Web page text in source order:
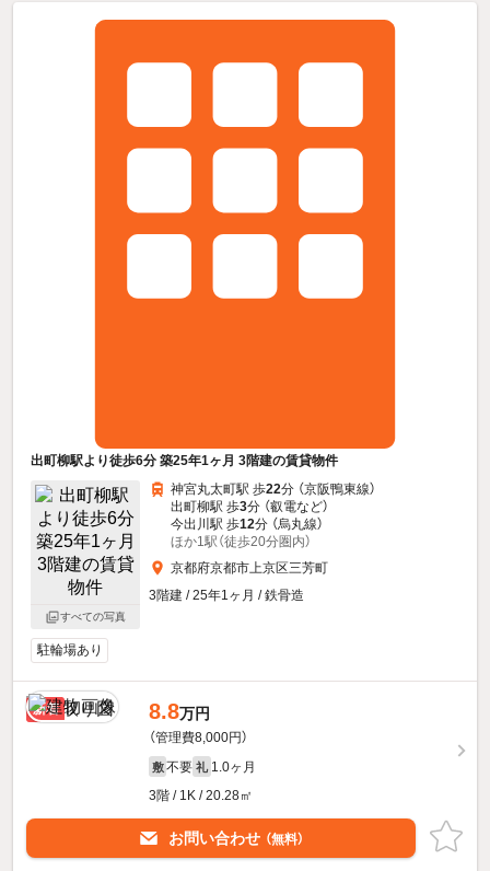
出町柳駅より徒歩6分 築25年1ヶ月 3階建の賃貸物件
すべての写真
神宮丸太町駅 歩22分 （京阪鴨東線）
出町柳駅 歩3分 （叡電など）
今出川駅 歩12分 （烏丸線）
ほか1駅（徒歩20分圏内）
京都府京都市上京区三芳町
3階建 / 25年1ヶ月 / 鉄骨造
駐輪場あり
新着 8.8万円
（管理費8,000円）
敷 不要 礼 1.0ヶ月
3階 / 1K / 20.28㎡
お問い合わせ （無料）